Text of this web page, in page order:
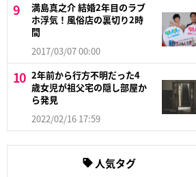
満島真之介 結婚2年目のラブ
ホ浮気！風俗店の裏切り2時
間
2017/03/07 00:00
2年前から行方不明だった4
歳女児が祖父宅の隠し部屋か
ら発見
2022/02/16 17:59
人気タグ